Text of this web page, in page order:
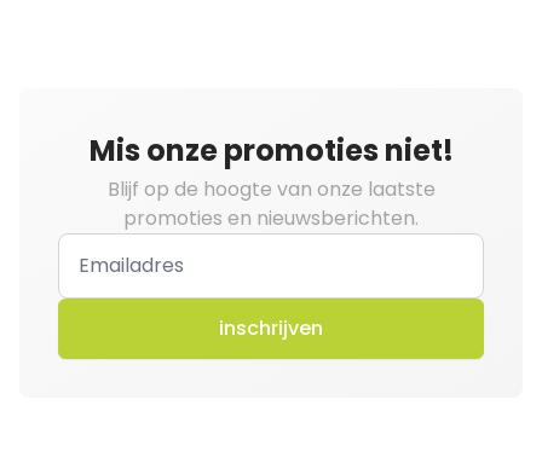
Mis onze promoties niet!
Blijf op de hoogte van onze laatste
promoties en nieuwsberichten.
inschrijven